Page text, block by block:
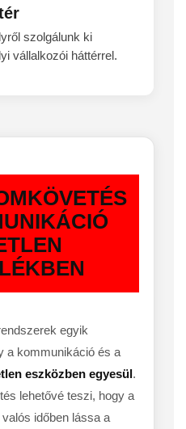
szolgálunk ki
vállalkozói háttérrel.
egyik
a kommunikáció és a
eszközben egyesül.
lehetővé teszi, hogy a
időben lássa a